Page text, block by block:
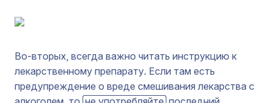
Во-вторых, всегда важно читать инструкцию к
лекарственному препарату. Если там есть
предупреждение о вреде смешивания лекарства с